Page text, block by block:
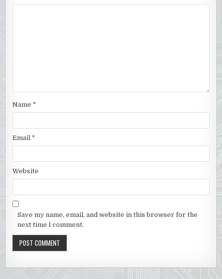
Name *
Email *
Website
Save my name, email, and website in this browser for the
next time I comment.